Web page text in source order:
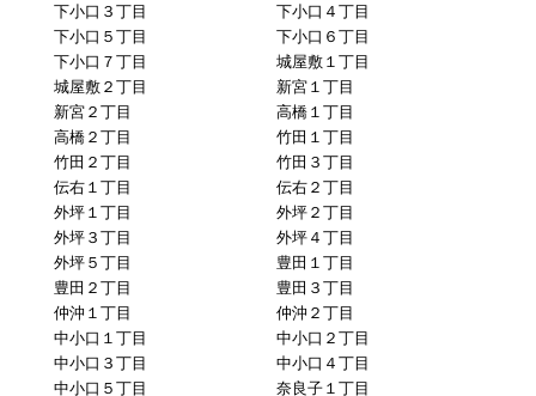
下小口３丁目
下小口４丁目
下小口５丁目
下小口６丁目
下小口７丁目
城屋敷１丁目
城屋敷２丁目
新宮１丁目
新宮２丁目
高橋１丁目
高橋２丁目
竹田１丁目
竹田２丁目
竹田３丁目
伝右１丁目
伝右２丁目
外坪１丁目
外坪２丁目
外坪３丁目
外坪４丁目
外坪５丁目
豊田１丁目
豊田２丁目
豊田３丁目
仲沖１丁目
仲沖２丁目
中小口１丁目
中小口２丁目
中小口３丁目
中小口４丁目
中小口５丁目
奈良子１丁目